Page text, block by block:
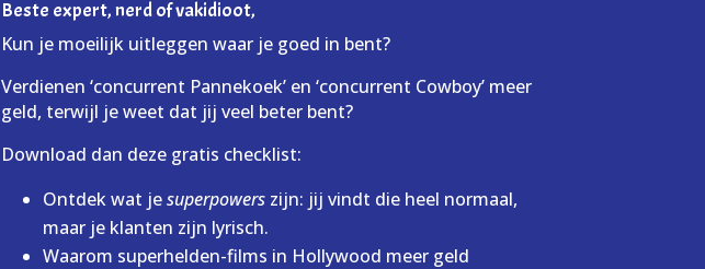
Beste expert, nerd of vakidioot,
Kun je moeilijk uitleggen waar je goed in bent?
Verdienen ‘concurrent Pannekoek’ en ‘concurrent Cowboy’ meer
geld, terwijl je weet dat jij veel beter bent?
Download dan deze gratis checklist:
Ontdek wat jesuperpowerszijn: jij vindt die heel normaal,
maar je klanten zijn lyrisch.
Waarom superhelden-films in Hollywood meer geld